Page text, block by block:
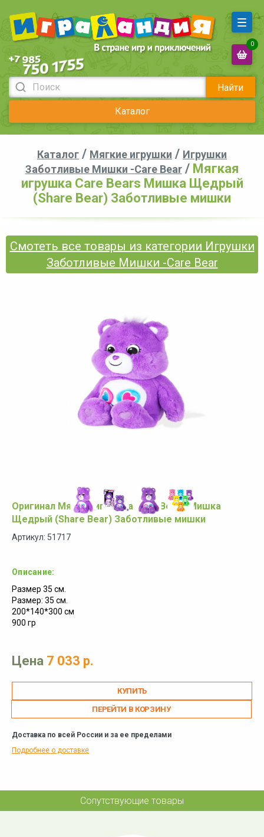
Найти
Каталог
0
Каталог / Мягкие игрушки / Игрушки
Заботливые Мишки -Care Bear/ Мягкая
игрушка Care Bears Мишка Щедрый
(Share Bear) Заботливые мишки
Смотеть все товары из категории Игрушки
Заботливые Мишки -Care Bear
Оригинал Мягкая игрушка Care Bears Мишка
Щедрый (Share Bear) Заботливые мишки
Артикул: 51717
Описание:
Размер 35 см.
Размер: 35 см.
200*140*300 см
900 гр
Цена 7 033 р.
ПЕРЕЙТИ В КОРЗИНУ
Доставка по всей России и за ее пределами
Подробнее о доставке
Сопутствующие товары